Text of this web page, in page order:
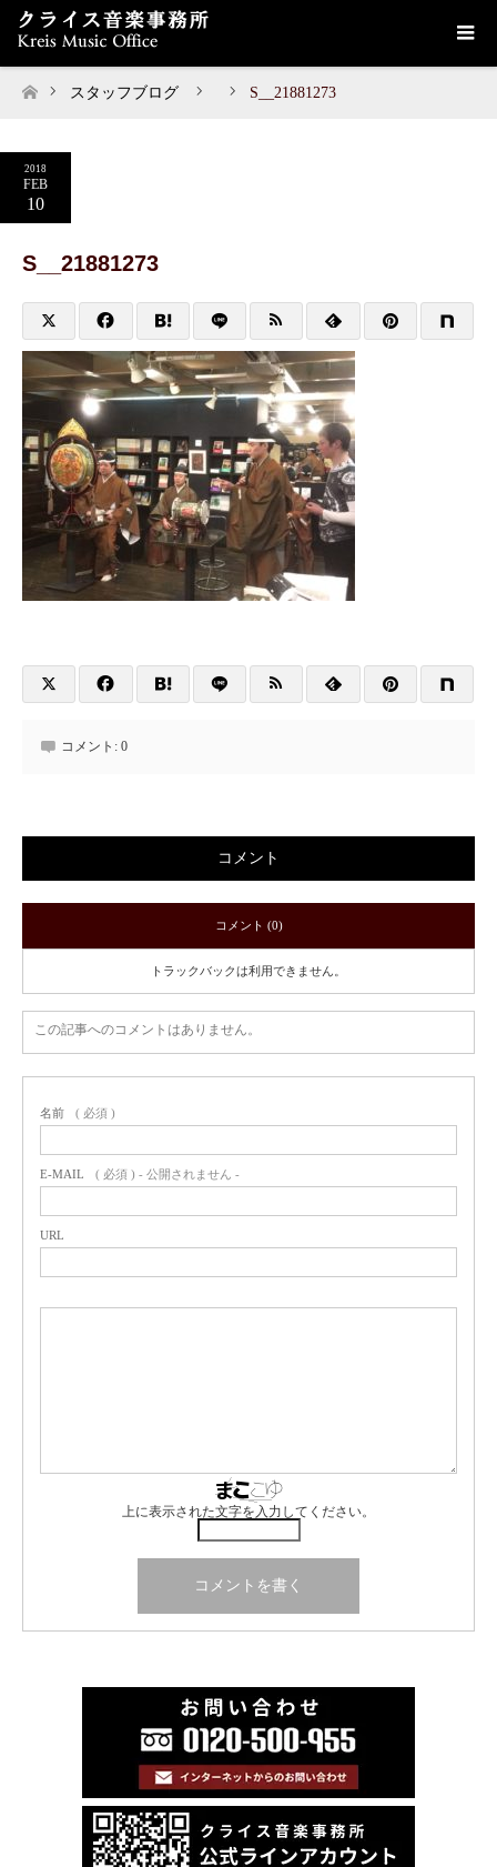
スタッフブログ S__21881273
2018
FEB
10
S__21881273
コメント: 0
コメント
コメント (0)
トラックバックは利用できません。
この記事へのコメントはありません。
名前 ( 必須 )
E-MAIL ( 必須 ) - 公開されません -
URL
上に表示された文字を入力してください。